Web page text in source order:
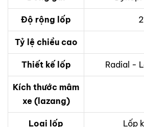
Độ rộng lốp
Tỷ lệ chiều cao
Thiết kế lốp Radial -
Kích thước mâm
xe (lazang)
Loại lốp Lốp